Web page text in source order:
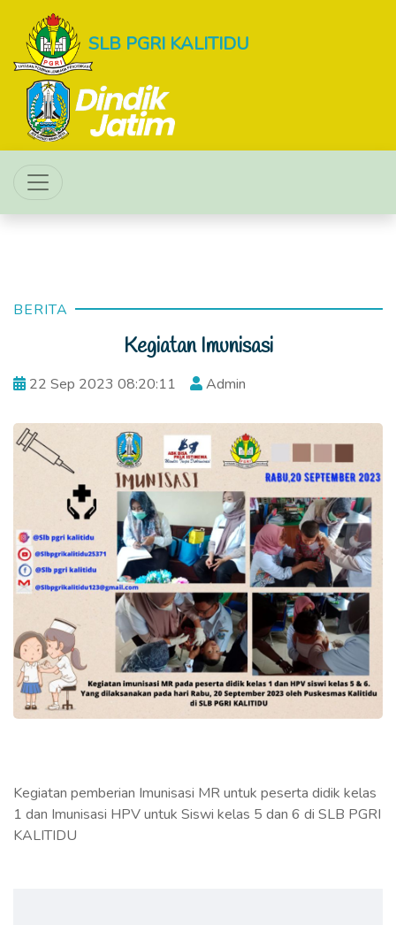
SLB PGRI KALITIDU
BERITA
Kegiatan Imunisasi
22 Sep 2023 08:20:11 Admin
Kegiatan pemberian Imunisasi MR untuk peserta didik kelas
1 dan Imunisasi HPV untuk Siswi kelas 5 dan 6 di SLB PGRI
KALITIDU